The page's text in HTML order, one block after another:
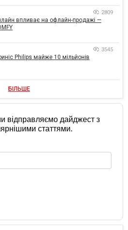
2809
впливає на офлайн-продажі —
3545
Philips майже 10 мільйонів
БІЛЬШЕ
відправляємо дайджест з
статтями.